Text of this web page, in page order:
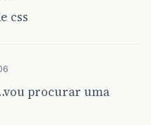
css
procurar uma